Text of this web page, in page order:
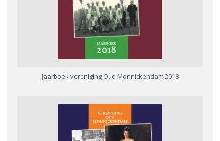
Jaarboek vereniging Oud Monnickendam 2018